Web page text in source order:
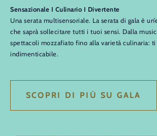
Sensazionale I Culinario I Divertente
Una serata multisensoriale. La serata di gala è
che saprà sollecitare tutti i tuoi sensi. Dalla
spettacoli mozzafiato fino alla varietà culinaria:
indimenticabile.
SCOPRI DI PIÙ SU GALA